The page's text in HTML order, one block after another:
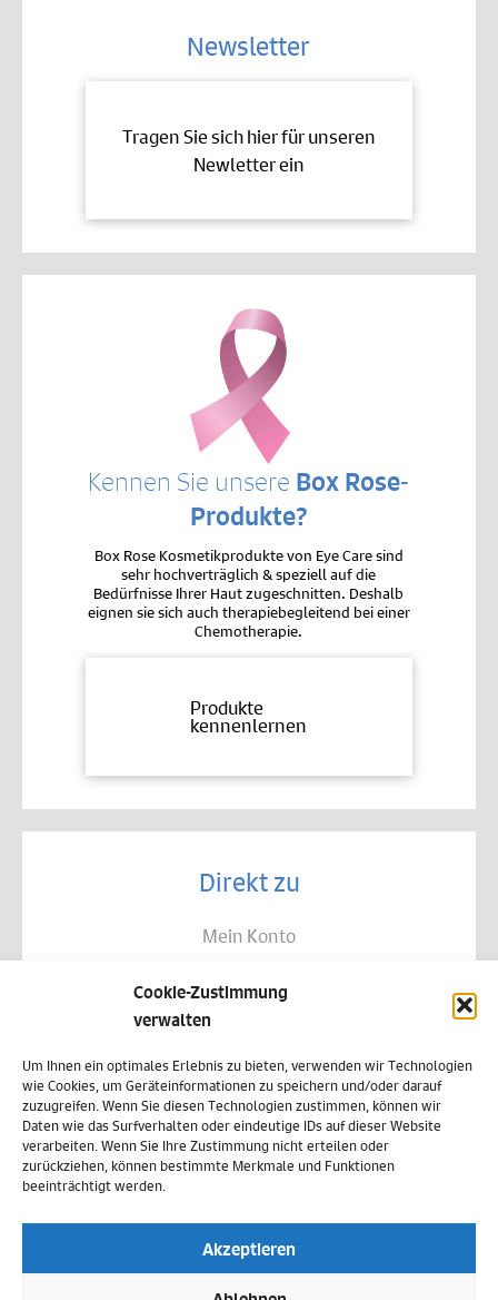
Cookie-Zustimmung
verwalten
Um Ihnen ein optimales Erlebnis zu bieten, verwenden wir Technologien
wie Cookies, um Geräteinformationen zu speichern und/oder darauf
zuzugreifen. Wenn Sie diesen Technologien zustimmen, können wir
Daten wie das Surfverhalten oder eindeutige IDs auf dieser Website
verarbeiten. Wenn Sie Ihre Zustimmung nicht erteilen oder
zurückziehen, können bestimmte Merkmale und Funktionen
beeinträchtigt werden.
Akzeptieren
Newsletter
Tragen Sie sich hier für unseren
Newletter ein
Kennen Sie unsere Box Rose-
Produkte?
Box Rose Kosmetikprodukte von Eye Care sind
sehr hochverträglich & speziell auf die
Bedürfnisse Ihrer Haut zugeschnitten. Deshalb
eignen sie sich auch therapiebegleitend bei einer
Chemotherapie.
Produkte
kennenlernen
Direkt zu
Mein Konto
Allgemeine Geschäftsbedingungen
Datenschutz
Widerruf
Zahlungsweisen
Versand & Lieferung
Cookie-Richtlinie (EU)